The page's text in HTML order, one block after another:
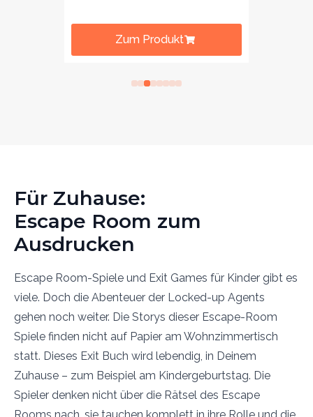
Zum Produkt
Für Zuhause:
Escape Room zum
Ausdrucken
Escape Room-Spiele und Exit Games für Kinder gibt es
viele. Doch die Abenteuer der Locked-up Agents
gehen noch weiter. Die Storys dieser Escape-Room
Spiele finden nicht auf Papier am Wohnzimmertisch
statt. Dieses Exit Buch wird lebendig, in Deinem
Zuhause – zum Beispiel am Kindergeburtstag. Die
Spieler denken nicht über die Rätsel des Escape